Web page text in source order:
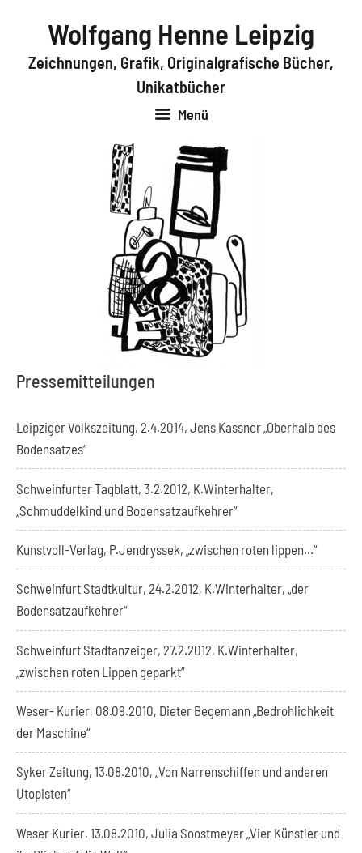
springen
Wolfgang Henne Leipzig
Zeichnungen, Grafik, Originalgrafische Bücher,
Unikatbücher
Menü
Pressemitteilungen
Leipziger Volkszeitung, 2.4.2014, Jens Kassner „Oberhalb des
Bodensatzes“
Schweinfurter Tagblatt, 3.2.2012, K.Winterhalter,
„Schmuddelkind und Bodensatzaufkehrer“
Kunstvoll-Verlag, P.Jendryssek, „zwischen roten lippen…“
Schweinfurt Stadtkultur, 24.2.2012, K.Winterhalter, „der
Bodensatzaufkehrer“
Schweinfurt Stadtanzeiger, 27.2.2012, K.Winterhalter,
„zwischen roten Lippen geparkt“
Weser- Kurier, 08.09.2010, Dieter Begemann „Bedrohlichkeit
der Maschine“
Syker Zeitung, 13.08.2010, „Von Narrenschiffen und anderen
Utopisten“
Weser Kurier, 13.08.2010, Julia Soostmeyer „Vier Künstler und